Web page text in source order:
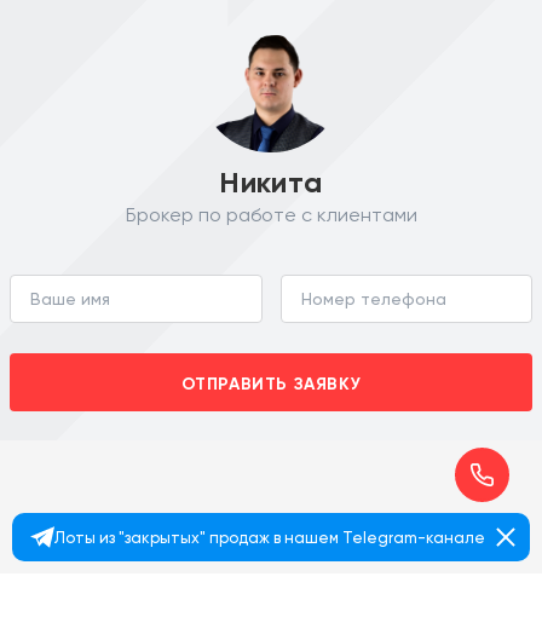
Никита
Брокер по работе с клиентами
ОТПРАВИТЬ ЗАЯВКУ
Лоты из "закрытых" продаж в нашем Telegram-канале